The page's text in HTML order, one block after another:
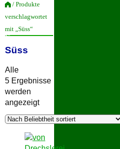
Süss
/ Produkte
verschlagwortet
mit „Süss“
Süss
Alle
5 Ergebnisse
werden
angezeigtNach
Beliebtheit
sortiert